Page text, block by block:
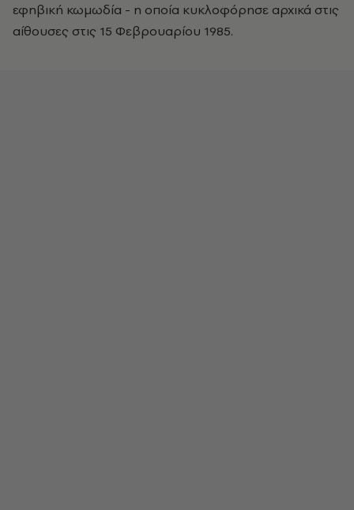
εφηβική κωμωδία - η οποία κυκλοφόρησε αρχικά στις
αίθουσες στις 15 Φεβρουαρίου 1985.